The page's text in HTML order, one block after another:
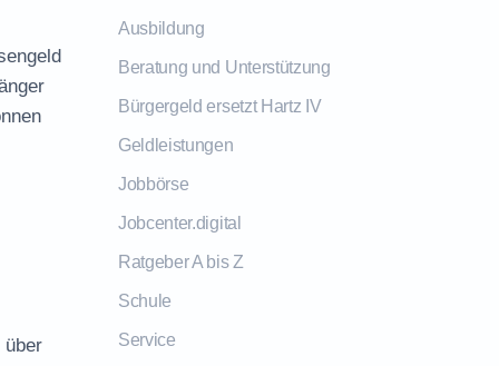
über
Ausbildung
Beratung und Unterstützung
Bürgergeld ersetzt Hartz IV
Geldleistungen
Jobbörse
Jobcenter.digital
Ratgeber A bis Z
Schule
Service